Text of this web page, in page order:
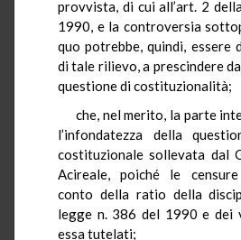
provvista, di cui all’art. 2
1990, e la controversia
quo potrebbe, quindi, essere
di tale rilievo, a prescindere
questione di costituzionalità;
che, nel merito, la parte
l’infondatezza della
costituzionale sollevata dal
Acireale, poiché le
conto della ratio della
legge n. 386 del 1990 e dei
essa tutelati;